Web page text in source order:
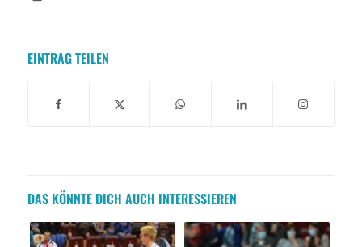
EINTRAG TEILEN
DAS KÖNNTE DICH AUCH INTERESSIEREN